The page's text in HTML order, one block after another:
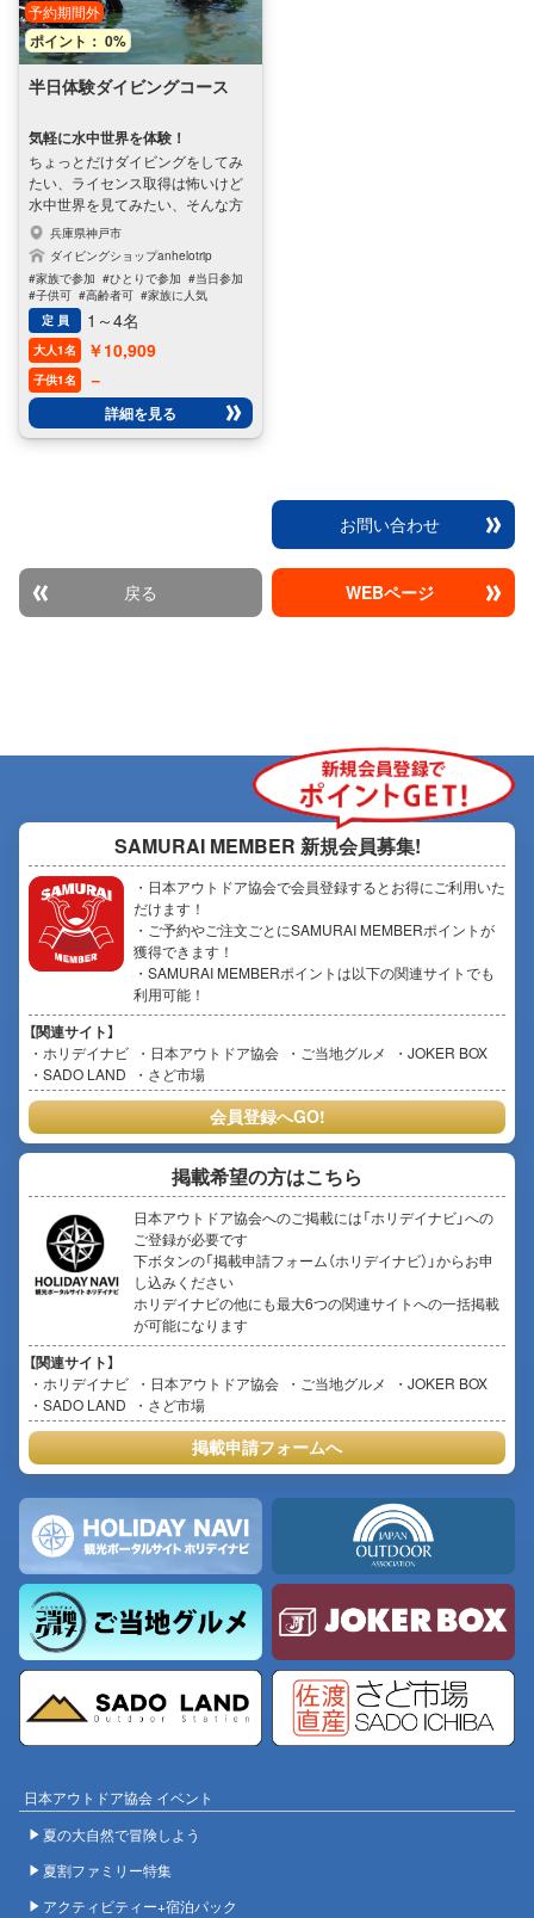
ポイント： 0%
予約期間外
半日体験ダイビングコース
気軽に水中世界を体験！
ちょっとだけダイビングをしてみ
たい、ライセンス取得は怖いけど
水中世界を見てみたい、そんな方
にぴったりのコースです。まずは
気軽に体験ダイビングをお試しく
ださい。午前コース（8:00～12:00）
と午後コース（13:00～17:00）をご
用意しております。
兵庫県神戸市
ダイビングショップanhelotrip
#家族で参加 #ひとりで参加 #当日参加
#子供可 #高齢者可 #家族に人気
#女性に人気
#男性に人気
定 員 1～4名
大人1名 ￥10,909
子供1名 －
詳細を見る
お問い合わせ
戻る WEBページ
SAMURAI MEMBER 新規会員募集!
・日本アウトドア協会で会員登録するとお得にご利用いた
だけます！
・ご予約やご注文ごとにSAMURAI MEMBERポイントが
獲得できます！
・SAMURAI MEMBERポイントは以下の関連サイトでも
利用可能！
【関連サイト】
ホリデイナビ 日本アウトドア協会 ご当地グルメ
JOKER BOX
SADO LAND
さど市場
会員登録へGO!
掲載希望の方はこちら
日本アウトドア協会へのご掲載には「ホリデイナビ」への
ご登録が必要です
下ボタンの「掲載申請フォーム（ホリデイナビ）」からお申
し込みください
ホリデイナビの他にも最大6つの関連サイトへの一括掲載
が可能になります
【関連サイト】
ホリデイナビ 日本アウトドア協会 ご当地グルメ
JOKER BOX
SADO LAND
さど市場
掲載申請フォームへ
日本アウトドア協会 イベント
夏の大自然で冒険しよう
夏割ファミリー特集
アクティビティー+宿泊パック